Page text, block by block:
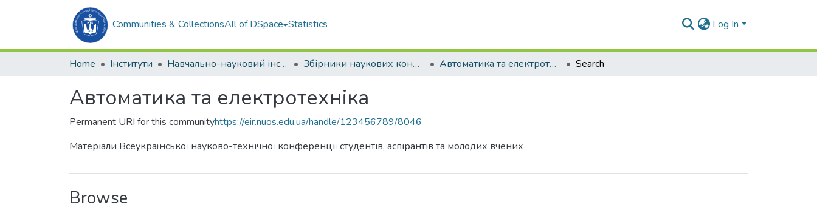
Communities & CollectionsAll of DSpace Statistics Log In
Home Інститути Навчально-науковий інститут автоматики та електротехніки (ННІАЕ) Збірники наукових конференцій (ННІАЕ) Автоматика та електротехніка Search
Автоматика та електротехніка
Permanent URI for this communityhttps://eir.nuos.edu.ua/handle/123456789/8046
Матеріали Всеукраїнської науково-технічної конференції студентів, аспірантів та молодих вчених
Browse